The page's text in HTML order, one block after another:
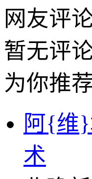
网友评
暂无评
为你推
阿{维
术